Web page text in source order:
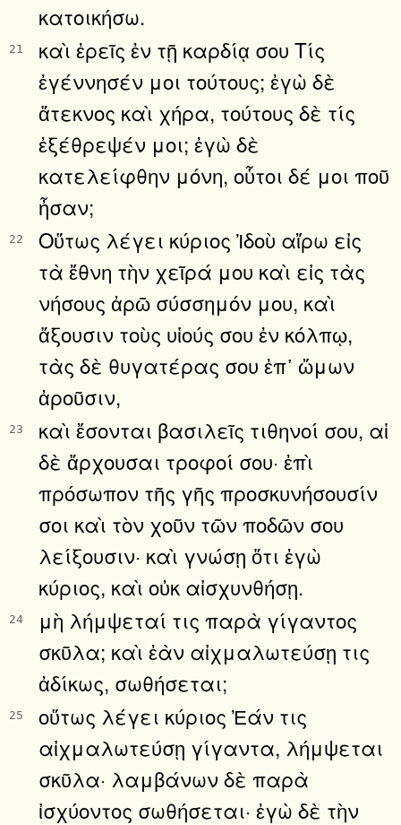
κατοικήσω.
21
καὶ ἐρεῖς ἐν τῇ καρδίᾳ σου Τίς
ἐγέννησέν μοι τούτους; ἐγὼ δὲ
ἄτεκνος καὶ χήρα, τούτους δὲ τίς
ἐξέθρεψέν μοι; ἐγὼ δὲ
κατελείφθην μόνη, οὗτοι δέ μοι ποῦ
ἦσαν;
22
Οὕτως λέγει κύριος Ἰδοὺ αἴρω εἰς
τὰ ἔθνη τὴν χεῖρά μου καὶ εἰς τὰς
νήσους ἀρῶ σύσσημόν μου, καὶ
ἄξουσιν τοὺς υἱούς σου ἐν κόλπῳ,
τὰς δὲ θυγατέρας σου ἐπ᾿ ὤμων
ἀροῦσιν,
23
καὶ ἔσονται βασιλεῖς τιθηνοί σου, αἱ
δὲ ἄρχουσαι τροφοί σου· ἐπὶ
πρόσωπον τῆς γῆς προσκυνήσουσίν
σοι καὶ τὸν χοῦν τῶν ποδῶν σου
λείξουσιν· καὶ γνώσῃ ὅτι ἐγὼ
κύριος, καὶ οὐκ αἰσχυνθήσῃ.
24
μὴ λήμψεταί τις παρὰ γίγαντος
σκῦλα; καὶ ἐὰν αἰχμαλωτεύσῃ τις
ἀδίκως, σωθήσεται;
25
οὕτως λέγει κύριος Ἐάν τις
αἰχμαλωτεύσῃ γίγαντα, λήμψεται
σκῦλα· λαμβάνων δὲ παρὰ
ἰσχύοντος σωθήσεται· ἐγὼ δὲ τὴν